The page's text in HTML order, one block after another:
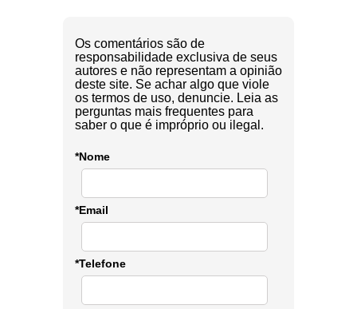
Os comentários são de
responsabilidade exclusiva de seus
autores e não representam a opinião
deste site. Se achar algo que viole
os termos de uso, denuncie. Leia as
perguntas mais frequentes para
saber o que é impróprio ou ilegal.
*Nome
*Email
*Telefone